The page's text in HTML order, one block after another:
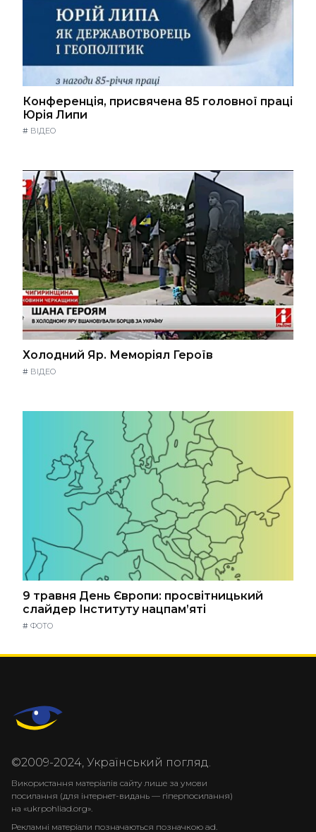
Конференція, присвячена 85 головної праці
Юрія Липи
# ВІДЕО
Холодний Яр. Меморіял Героїв
# ВІДЕО
9 травня День Європи: просвітницький
слайдер Інституту нацпам’яті
# ФОТО
©2009-2024, Український погляд.
Використання матеріалів сайту лише за умови
посилання (для інтернет-видань — гіперпосилання)
на «ukrpohliad.org».
Рекламні матеріали позначаються позначкою ad.